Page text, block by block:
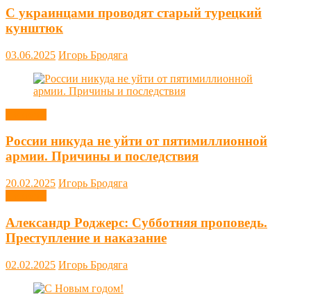
С украинцами проводят старый турецкий
кунштюк
03.06.2025 Игорь Бродяга
России никуда не уйти от пятимиллионной
армии. Причины и последствия
20.02.2025 Игорь Бродяга
Александр Роджерс: Субботняя проповедь.
Преступление и наказание
02.02.2025 Игорь Бродяга